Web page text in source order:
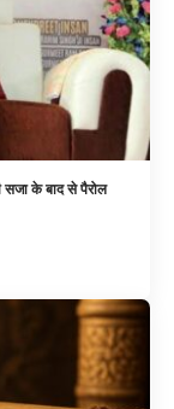
सजा के बाद से पैरोल